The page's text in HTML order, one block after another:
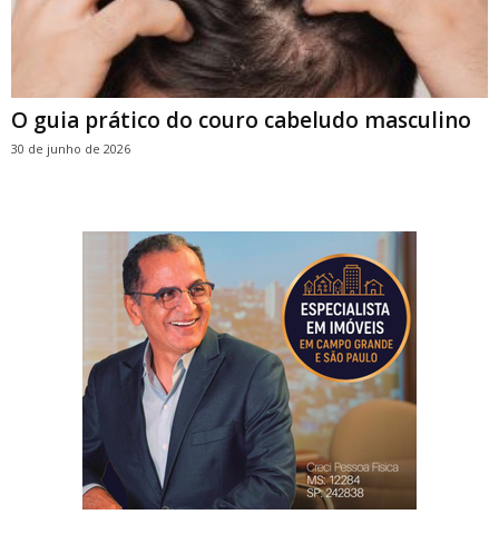
O guia prático do couro cabeludo masculino
30 de junho de 2026